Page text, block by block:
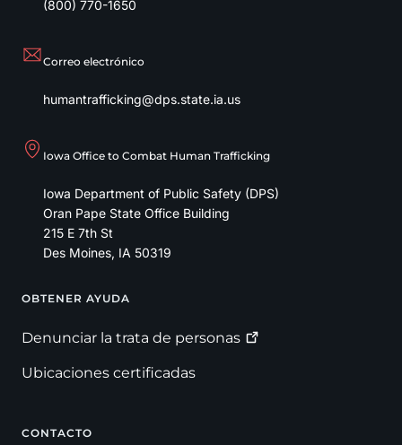
(800) 770-1650
Correo electrónico
humantrafficking@dps.state.ia.us
Iowa Office to Combat Human Trafficking
Iowa Department of Public Safety (DPS)
Oran Pape State Office Building
215 E 7th St
Des Moines, IA 50319
Footer
OBTENER AYUDA
Denunciar la trata de personas
Ubicaciones certificadas
CONTACTO